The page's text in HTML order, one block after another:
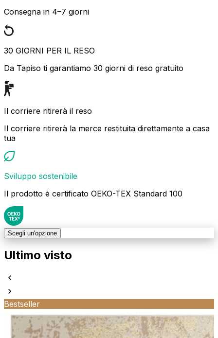
Consegna in 4–7 giorni
30 GIORNI PER IL RESO
Da Tapiso ti garantiamo 30 giorni di reso gratuito
Il corriere ritirerà il reso
Il corriere ritirerà la merce restituita direttamente a casa
tua
Sviluppo sostenibile
Il prodotto è certificato OEKO-TEX Standard 100
Scegli un'opzione
Ultimo visto
Bestseller